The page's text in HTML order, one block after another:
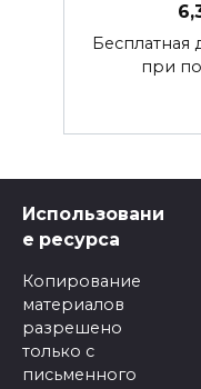
Бесплатная
при
Использовани
е ресурса
Копирование
материалов
разрешено
только с
письменного